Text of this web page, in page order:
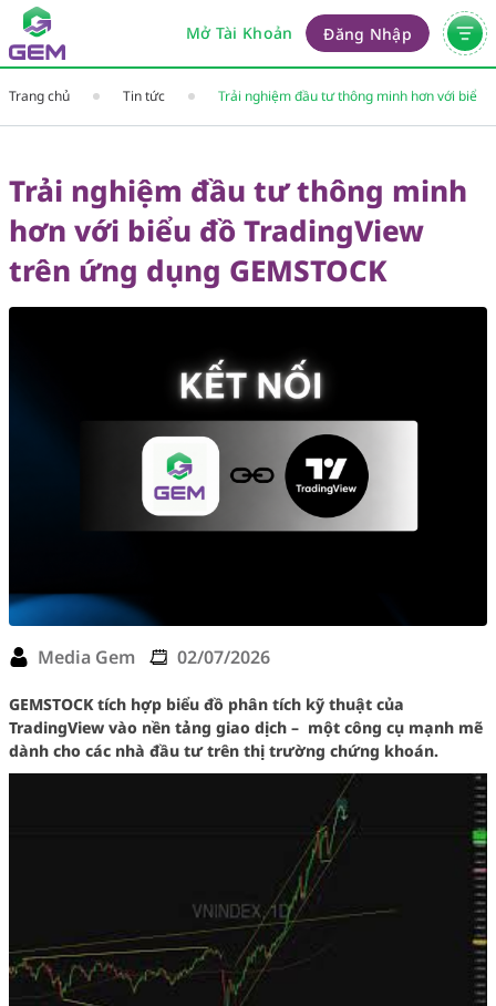
Mở Tài Khoản Đăng Nhập
Trang chủ Tin tức
Trải nghiệm đầu tư thông minh hơn với biểu
Trải nghiệm đầu tư thông minh
hơn với biểu đồ TradingView
trên ứng dụng GEMSTOCK
Media Gem 02/07/2026
GEMSTOCK tích hợp biểu đồ phân tích kỹ thuật của
TradingView vào nền tảng giao dịch – một công cụ mạnh mẽ
dành cho các nhà đầu tư trên thị trường chứng khoán.